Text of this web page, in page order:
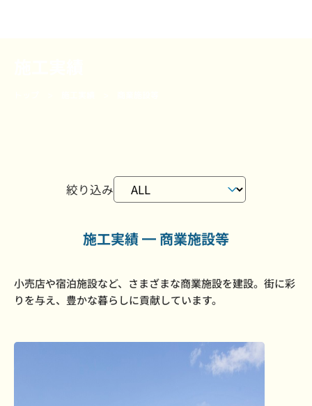
絞り込み
施工実績 ━ 商業施設等
小売店や宿泊施設など、さまざまな商業施設を建設。街に彩
りを与え、豊かな暮らしに貢献しています。